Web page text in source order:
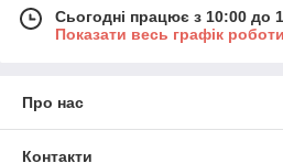
Сьогодні працює з 10:00 до
Показати весь графік роботи
Про нас
Контакти